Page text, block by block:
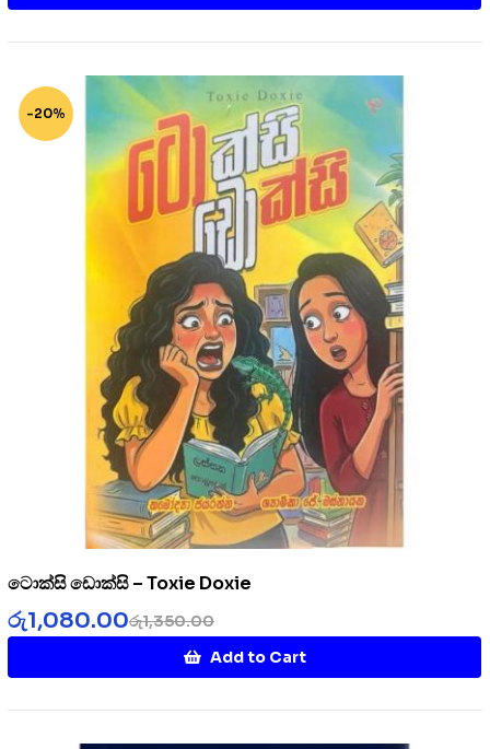
-20%
ටොක්සි ඩොක්සි – Toxie Doxie
රු1,350.00
රු1,080.00
Add to Cart